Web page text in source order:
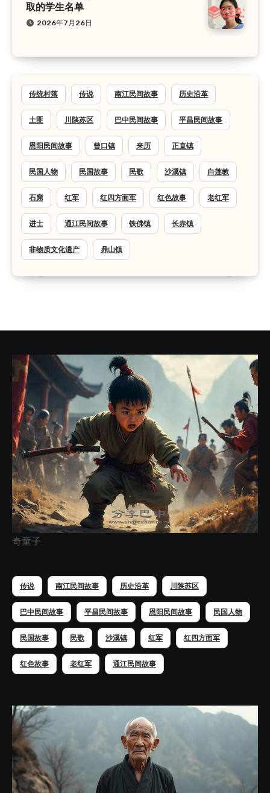
取的学生名单
2026年7月26日
传统村落 传说 南江民间故事 历史沿革
土匪 川陕苏区 巴中民间故事 平昌民间故事
恩阳民间故事 曾口镇 来历 正直镇
民国人物 民国故事 民歌 沙溪镇 白莲教
石窟 红军 红四方面军 红色故事 老红军
进士 通江民间故事 铁佛镇 长赤镇
非物质文化遗产 鼎山镇
奇童子
传说 南江民间故事 历史沿革 川陕苏区
巴中民间故事 平昌民间故事 恩阳民间故事 民国人物
民国故事 民歌 沙溪镇 红军 红四方面军
红色故事 老红军 通江民间故事